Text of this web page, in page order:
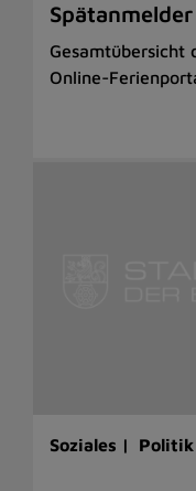
Spätanmelder
Gesamtübersicht
Online-
Soziales | Politik